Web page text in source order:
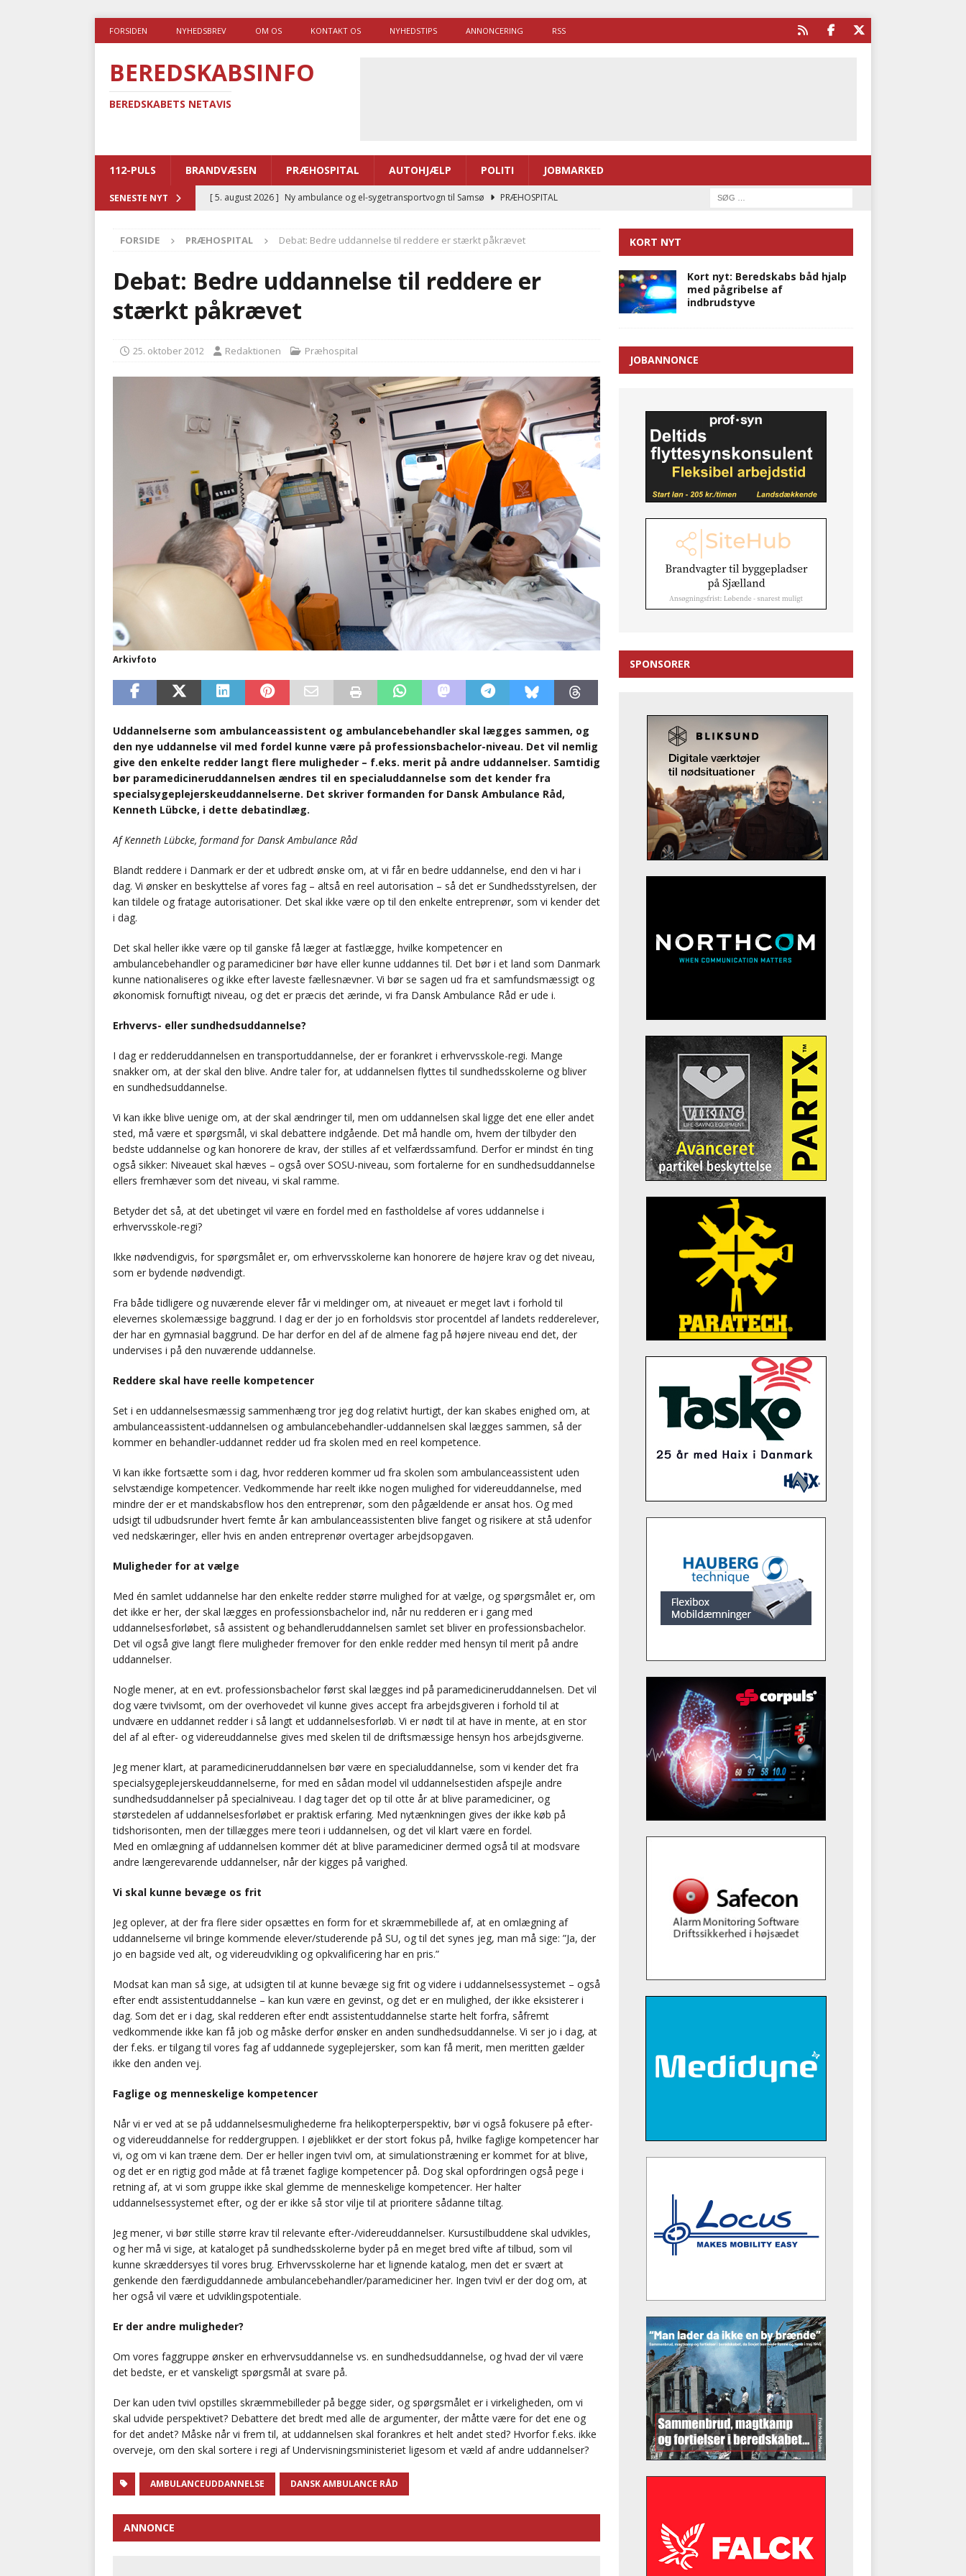
FORSIDEN NYHEDSBREV OM OS KONTAKT OS NYHEDSTIPS ANNONCERING RSS
BEREDSKABSINFO
BEREDSKABETS NETAVIS
112-PULS BRANDVÆSEN PRÆHOSPITAL AUTOHJÆLP POLITI JOBMARKED
SENESTE NYT [ 5. august 2026 ] Ny ambulance og el-sygetransportvogn til Samsø
PRÆHOSPITAL
BRANDVÆSEN
[ 4. august 2026 ]
Ny treårig politiuddannelse skal ruste betjentene til mere kompleks
[ 3. august 2026 ] Kommunerne driver flere brandstationer, mens Falcks andel fortsætter
med at falde
BRANDVÆSEN
i det offentlige
PRÆHOSPITAL
FORSIDE PRÆHOSPITAL Debat: Bedre uddannelse til reddere er stærkt påkrævet
Debat: Bedre uddannelse til reddere er
stærkt påkrævet
25. oktober 2012 Redaktionen Præhospital
Arkivfoto
Uddannelserne som ambulanceassistent og ambulancebehandler skal lægges sammen, og
den nye uddannelse vil med fordel kunne være på professionsbachelor-niveau. Det vil nemlig
give den enkelte redder langt flere muligheder – f.eks. merit på andre uddannelser. Samtidig
bør paramedicineruddannelsen ændres til en specialuddannelse som det kender fra
specialsygeplejerskeuddannelserne. Det skriver formanden for Dansk Ambulance Råd,
Kenneth Lübcke, i dette debatindlæg.
Af Kenneth Lübcke, formand for Dansk Ambulance Råd
Blandt reddere i Danmark er der et udbredt ønske om, at vi får en bedre uddannelse, end den vi har i
dag. Vi ønsker en beskyttelse af vores fag – altså en reel autorisation – så det er Sundhedsstyrelsen, der
kan tildele og fratage autorisationer. Det skal ikke være op til den enkelte entreprenør, som vi kender det
i dag.
Det skal heller ikke være op til ganske få læger at fastlægge, hvilke kompetencer en
ambulancebehandler og paramediciner bør have eller kunne uddannes til. Det bør i et land som Danmark
kunne nationaliseres og ikke efter laveste fællesnævner. Vi bør se sagen ud fra et samfundsmæssigt og
økonomisk fornuftigt niveau, og det er præcis det ærinde, vi fra Dansk Ambulance Råd er ude i.
Erhvervs- eller sundhedsuddannelse?
I dag er redderuddannelsen en transportuddannelse, der er forankret i erhvervsskole-regi. Mange
snakker om, at der skal den blive. Andre taler for, at uddannelsen flyttes til sundhedsskolerne og bliver
en sundhedsuddannelse.
Vi kan ikke blive uenige om, at der skal ændringer til, men om uddannelsen skal ligge det ene eller andet
sted, må være et spørgsmål, vi skal debattere indgående. Det må handle om, hvem der tilbyder den
bedste uddannelse og kan honorere de krav, der stilles af et velfærdssamfund. Derfor er mindst én ting
også sikker: Niveauet skal hæves – også over SOSU-niveau, som fortalerne for en sundhedsuddannelse
ellers fremhæver som det niveau, vi skal ramme.
Betyder det så, at det ubetinget vil være en fordel med en fastholdelse af vores uddannelse i
erhvervsskole-regi?
Ikke nødvendigvis, for spørgsmålet er, om erhvervsskolerne kan honorere de højere krav og det niveau,
som er bydende nødvendigt.
Fra både tidligere og nuværende elever får vi meldinger om, at niveauet er meget lavt i forhold til
elevernes skolemæssige baggrund. I dag er der jo en forholdsvis stor procentdel af landets redderelever,
der har en gymnasial baggrund. De har derfor en del af de almene fag på højere niveau end det, der
undervises i på den nuværende uddannelse.
Reddere skal have reelle kompetencer
Set i en uddannelsesmæssig sammenhæng tror jeg dog relativt hurtigt, der kan skabes enighed om, at
ambulanceassistent-uddannelsen og ambulancebehandler-uddannelsen skal lægges sammen, så der
kommer en behandler-uddannet redder ud fra skolen med en reel kompetence.
Vi kan ikke fortsætte som i dag, hvor redderen kommer ud fra skolen som ambulanceassistent uden
selvstændige kompetencer. Vedkommende har reelt ikke nogen mulighed for videreuddannelse, med
mindre der er et mandskabsflow hos den entreprenør, som den pågældende er ansat hos. Og med
udsigt til udbudsrunder hvert femte år kan ambulanceassistenten blive fanget og risikere at stå udenfor
ved nedskæringer, eller hvis en anden entreprenør overtager arbejdsopgaven.
Muligheder for at vælge
Med én samlet uddannelse har den enkelte redder større mulighed for at vælge, og spørgsmålet er, om
det ikke er her, der skal lægges en professionsbachelor ind, når nu redderen er i gang med
uddannelsesforløbet, så assistent og behandleruddannelsen samlet set bliver en professionsbachelor.
Det vil også give langt flere muligheder fremover for den enkle redder med hensyn til merit på andre
uddannelser.
Nogle mener, at en evt. professionsbachelor først skal lægges ind på paramedicineruddannelsen. Det vil
dog være tvivlsomt, om der overhovedet vil kunne gives accept fra arbejdsgiveren i forhold til at
undvære en uddannet redder i så langt et uddannelsesforløb. Vi er nødt til at have in mente, at en stor
del af al efter- og videreuddannelse gives med skelen til de driftsmæssige hensyn hos arbejdsgiverne.
Jeg mener klart, at paramedicineruddannelsen bør være en specialuddannelse, som vi kender det fra
specialsygeplejerskeuddannelserne, for med en sådan model vil uddannelsestiden afspejle andre
sundhedsuddannelser på specialniveau. I dag tager det op til otte år at blive paramediciner, og
størstedelen af uddannelsesforløbet er praktisk erfaring. Med nytænkningen gives der ikke køb på
tidshorisonten, men der tillægges mere teori i uddannelsen, og det vil klart være en fordel.
Med en omlægning af uddannelsen kommer dét at blive paramediciner dermed også til at modsvare
andre længerevarende uddannelser, når der kigges på varighed.
Vi skal kunne bevæge os frit
Jeg oplever, at der fra flere sider opsættes en form for et skræmmebillede af, at en omlægning af
uddannelserne vil bringe kommende elever/studerende på SU, og til det synes jeg, man må sige: ”Ja, der
jo en bagside ved alt, og videreudvikling og opkvalificering har en pris.”
Modsat kan man så sige, at udsigten til at kunne bevæge sig frit og videre i uddannelsessystemet – også
efter endt assistentuddannelse – kan kun være en gevinst, og det er en mulighed, der ikke eksisterer i
dag. Som det er i dag, skal redderen efter endt assistentuddannelse starte helt forfra, såfremt
vedkommende ikke kan få job og måske derfor ønsker en anden sundhedsuddannelse. Vi ser jo i dag, at
der f.eks. er tilgang til vores fag af uddannede sygeplejersker, som kan få merit, men meritten gælder
ikke den anden vej.
Faglige og menneskelige kompetencer
Når vi er ved at se på uddannelsesmulighederne fra helikopterperspektiv, bør vi også fokusere på efter-
og videreuddannelse for reddergruppen. I øjeblikket er der stort fokus på, hvilke faglige kompetencer har
vi, og om vi kan træne dem. Der er heller ingen tvivl om, at simulationstræning er kommet for at blive,
og det er en rigtig god måde at få trænet faglige kompetencer på. Dog skal opfordringen også pege i
retning af, at vi som gruppe ikke skal glemme de menneskelige kompetencer. Her halter
uddannelsessystemet efter, og der er ikke så stor vilje til at prioritere sådanne tiltag.
Jeg mener, vi bør stille større krav til relevante efter-/videreuddannelser. Kursustilbuddene skal udvikles,
og her må vi sige, at kataloget på sundhedsskolerne byder på en meget bred vifte af tilbud, som vil
kunne skræddersyes til vores brug. Erhvervsskolerne har et lignende katalog, men det er svært at
genkende den færdiguddannede ambulancebehandler/paramediciner her. Ingen tvivl er der dog om, at
her også vil være et udviklingspotentiale.
Er der andre muligheder?
Om vores faggruppe ønsker en erhvervsuddannelse vs. en sundhedsuddannelse, og hvad der vil være
det bedste, er et vanskeligt spørgsmål at svare på.
Der kan uden tvivl opstilles skræmmebilleder på begge sider, og spørgsmålet er i virkeligheden, om vi
skal udvide perspektivet? Debattere det bredt med alle de argumenter, der måtte være for det ene og
for det andet? Måske når vi frem til, at uddannelsen skal forankres et helt andet sted? Hvorfor f.eks. ikke
overveje, om den skal sortere i regi af Undervisningsministeriet ligesom et væld af andre uddannelser?
AMBULANCEUDDANNELSE DANSK AMBULANCE RÅD
ANNONCE
KORT NYT
Kort nyt: Beredskabs båd hjalp
med pågribelse af
indbrudstyve
JOBANNONCE
SPONSORER